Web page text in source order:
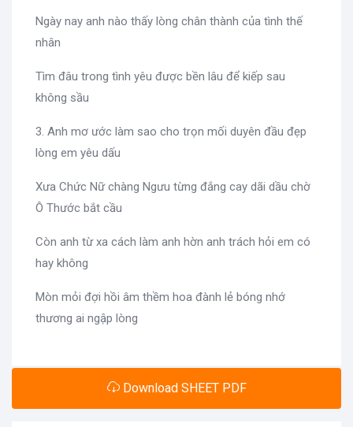
Ngày nay anh nào thấy lòng chân thành của tình thế
nhân
Tìm đâu trong tình yêu được bền lâu để kiếp sau
không sầu
3. Anh mơ ước làm sao cho trọn mối duyên đầu đẹp
lòng em yêu dấu
Xưa Chức Nữ chàng Ngưu từng đắng cay dãi dầu chờ
Ô Thước bắt cầu
Còn anh từ xa cách làm anh hờn anh trách hỏi em có
hay không
Mòn mỏi đợi hồi âm thềm hoa đành lẻ bóng nhớ
thương ai ngập lòng
Download SHEET PDF